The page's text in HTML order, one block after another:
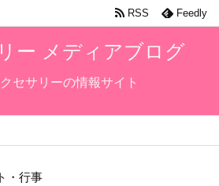
ー メディアブログ
セサリーの情報サイト
RSS Feedly
・行事